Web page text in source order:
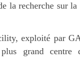
la recherche sur
exploité par
grand centre